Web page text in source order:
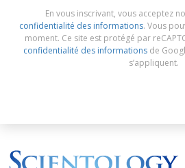
En vous inscrivant, vous acceptez
confidentialité des informations. Vous
moment. Ce site est protégé par
confidentialité des informationsde
s’appliquent.